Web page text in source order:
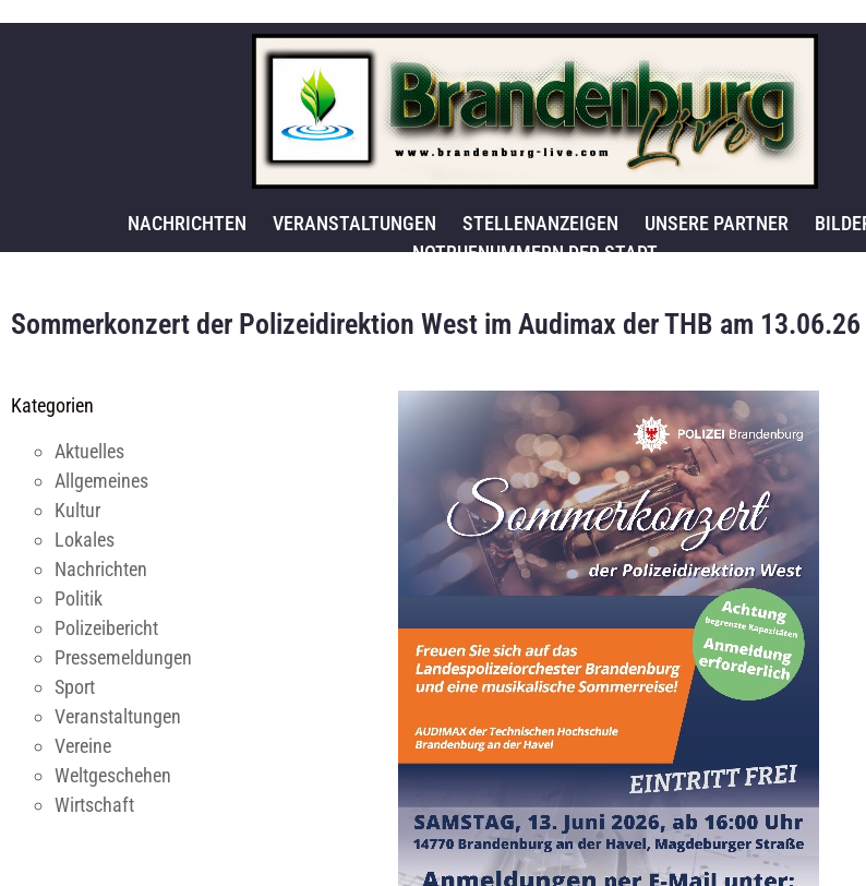
NACHRICHTEN VERANSTALTUNGEN STELLENANZEIGEN UNSERE PARTNER
NOTRUFNUMMERN DER STADT
Sommerkonzert der Polizeidirektion West im Audimax der THB am 13.06.26
Kategorien
Aktuelles
Allgemeines
Kultur
Lokales
Nachrichten
Politik
Polizeibericht
Pressemeldungen
Sport
Veranstaltungen
Vereine
Weltgeschehen
Wirtschaft